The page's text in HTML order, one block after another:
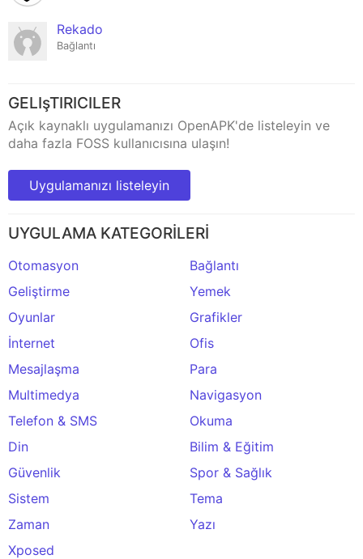
Rekado
Bağlantı
GELIşTIRICILER
Açık kaynaklı uygulamanızı OpenAPK'de listeleyin ve
daha fazla FOSS kullanıcısına ulaşın!
Uygulamanızı listeleyin
UYGULAMA KATEGORİLERİ
Otomasyon
Bağlantı
Geliştirme
Yemek
Oyunlar
Grafikler
İnternet
Ofis
Mesajlaşma
Para
Multimedya
Navigasyon
Telefon & SMS
Okuma
Din
Bilim & Eğitim
Güvenlik
Spor & Sağlık
Sistem
Tema
Zaman
Yazı
Xposed